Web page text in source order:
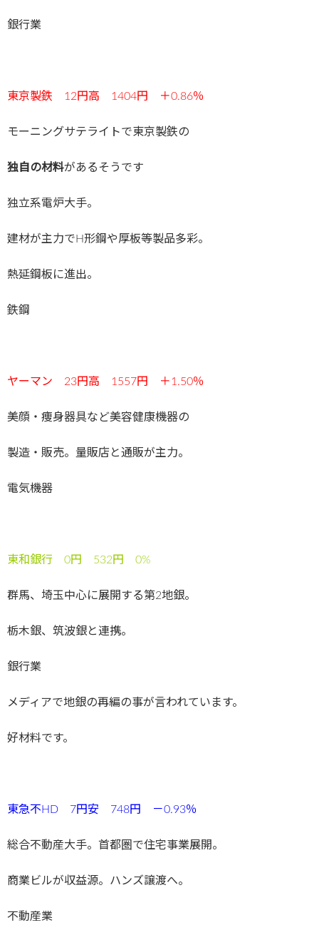
銀行業
東京製鉄 12円高 1404円 ＋0.86％
モーニングサテライトで東京製鉄の
独自の材料があるそうです
独立系電炉大手。
建材が主力でH形鋼や厚板等製品多彩。
熱延鋼板に進出。
鉄鋼
ヤーマン 23円高 1557円 ＋1.50％
美顔・痩身器具など美容健康機器の
製造・販売。量販店と通販が主力。
電気機器
東和銀行 0円 532円 0%
群馬、埼玉中心に展開する第2地銀。
栃木銀、筑波銀と連携。
銀行業
メディアで地銀の再編の事が言われています。
好材料です。
東急不HD 7円安 748円 －0.93％
総合不動産大手。首都圏で住宅事業展開。
商業ビルが収益源。ハンズ譲渡へ。
不動産業